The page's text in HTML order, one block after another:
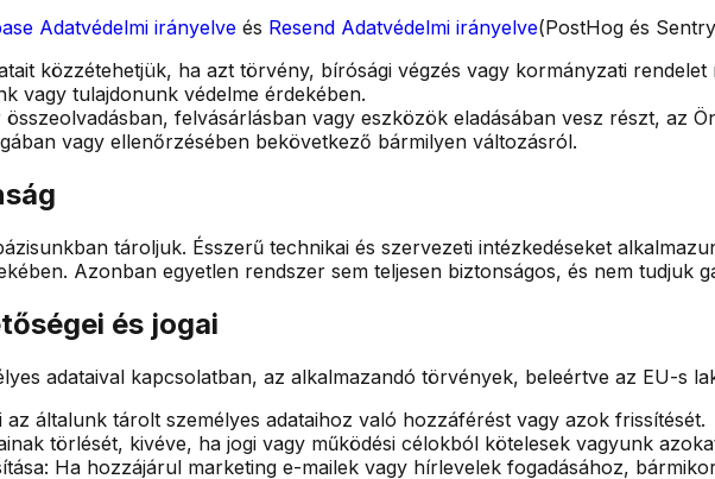
Adatvédelmi irányelve és Resend Adatvédelmi irányelve(PostHog és
közzétehetjük, ha azt törvény, bírósági végzés vagy kormányzati
vagy tulajdonunk védelme érdekében.
felvásárlásban vagy eszközök eladásában vesz részt, az
vagy ellenőrzésében bekövetkező bármilyen változásról.
tároljuk. Ésszerű technikai és szervezeti intézkedéseket
Azonban egyetlen rendszer sem teljesen biztonságos, és nem tudjuk
és jogai
adataival kapcsolatban, az alkalmazandó törvények, beleértve az EU-s
általunk tárolt személyes adataihoz való hozzáférést vagy azok frissítését.
törlését, kivéve, ha jogi vagy működési célokból kötelesek vagyunk
Ha hozzájárul marketing e-mailek vagy hírlevelek fogadásához,